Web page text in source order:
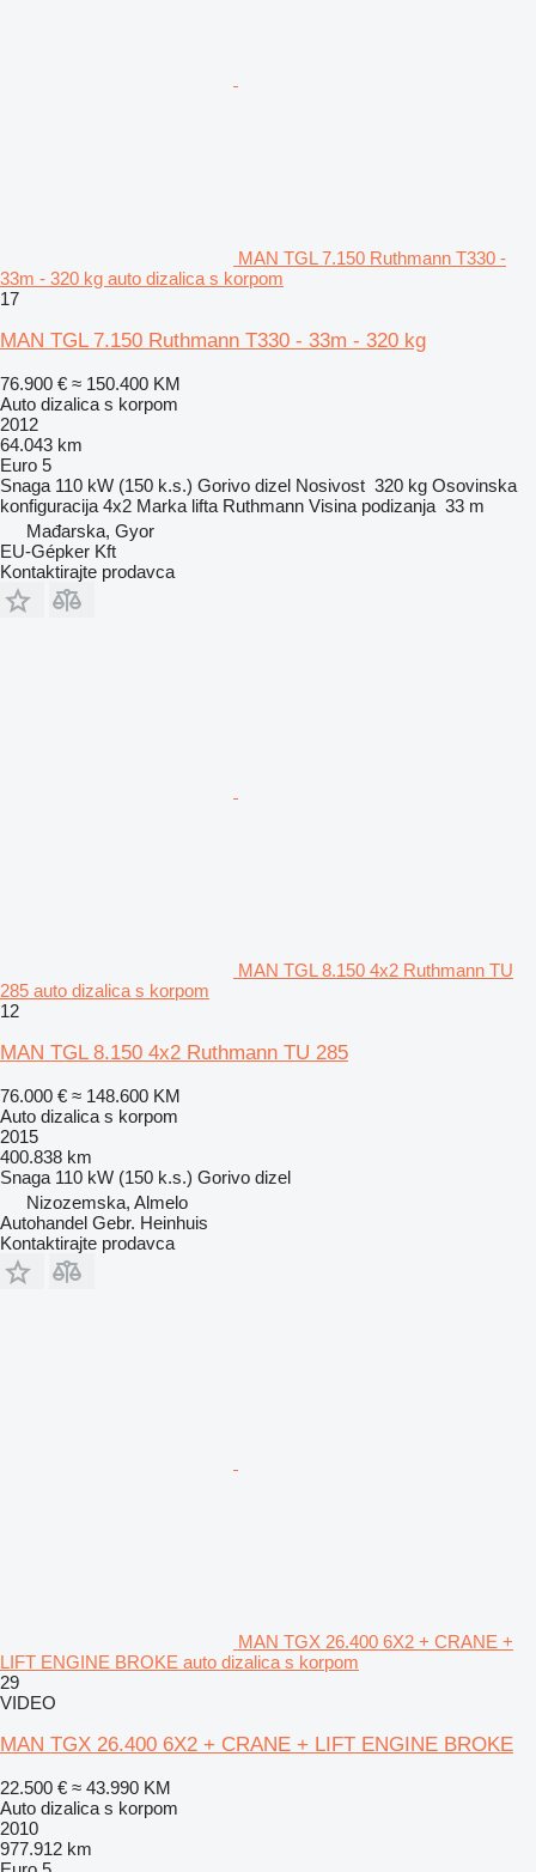
MAN TGL 7.150 Ruthmann T330 -
33m - 320 kg auto dizalica s korpom
17
MAN TGL 7.150 Ruthmann T330 - 33m - 320 kg
76.900 € ≈ 150.400 KM
Auto dizalica s korpom
2012
64.043 km
Euro 5
Snaga 110 kW (150 k.s.) Gorivo dizel Nosivost 320 kg Osovinska
konfiguracija 4x2 Marka lifta Ruthmann Visina podizanja 33 m
Mađarska, Gyor
EU-Gépker Kft
Kontaktirajte prodavca
MAN TGL 8.150 4x2 Ruthmann TU
285 auto dizalica s korpom
12
MAN TGL 8.150 4x2 Ruthmann TU 285
76.000 € ≈ 148.600 KM
Auto dizalica s korpom
2015
400.838 km
Snaga 110 kW (150 k.s.) Gorivo dizel
Nizozemska, Almelo
Autohandel Gebr. Heinhuis
Kontaktirajte prodavca
MAN TGX 26.400 6X2 + CRANE +
LIFT ENGINE BROKE auto dizalica s korpom
29
VIDEO
MAN TGX 26.400 6X2 + CRANE + LIFT ENGINE BROKE
22.500 € ≈ 43.990 KM
Auto dizalica s korpom
2010
977.912 km